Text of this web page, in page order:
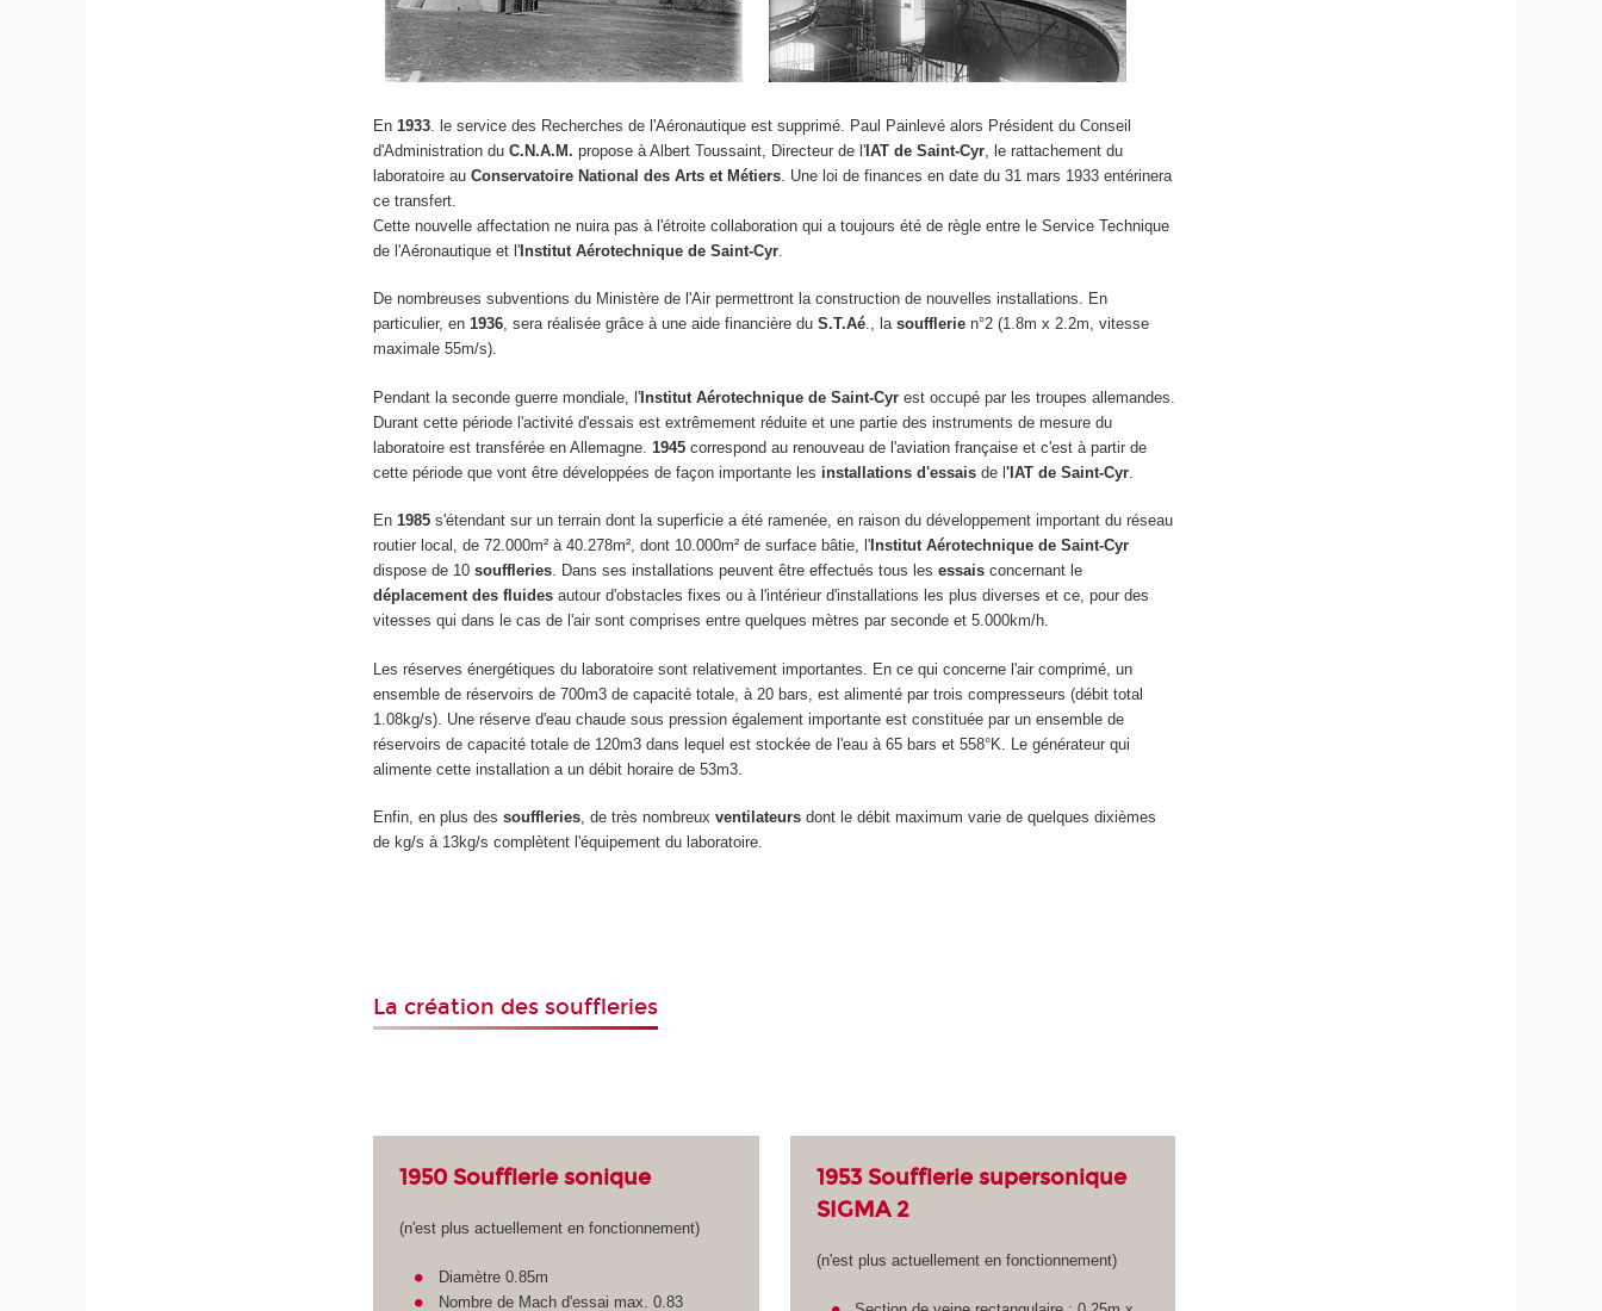
En 1933 . le service des Recherches de l'Aéronautique est supprimé. Paul Painlevé alors Président du Conseil
d'Administration duC.N.A.M.propose à Albert Toussaint, Directeur de l'IAT de Saint-Cyr , le rattachement du
laboratoire auConservatoire National des Arts et Métiers . Une loi de finances en date du 31 mars 1933 entérinera
ce transfert.
Cette nouvelle affectation ne nuira pas à l'étroite collaboration qui a toujours été de règle entre le Service Technique
de l'Aéronautique et l'Institut Aérotechnique de Saint-Cyr
De nombreuses subventions du Ministère de l'Air permettront la construction de nouvelles installations. En
particulier, en1936, sera réalisée grâce à une aide financière duS.T.Aé., lasoufflerie n°2 (1.8m x 2.2m, vitesse
maximale 55m/s).
Pendant la seconde guerre mondiale, l'Institut Aérotechnique de Saint-Cyr est occupé par les troupes allemandes.
Durant cette période l'activité d'essais est extrêmement réduite et une partie des instruments de mesure du
laboratoire est transférée en Allemagne. 1945 correspond au renouveau de l'aviation française et c'est à partir de
cette période que vont être développées de façon importante les installations d'essais de l'IAT de Saint-Cyr
En1985s'étendant sur un terrain dont la superficie a été ramenée, en raison du développement important du réseau
routier local, de 72.000m² à 40.278m², dont 10.000m² de surface bâtie, l' Institut Aérotechnique de Saint-Cyr
dispose de 10 souffleries. Dans ses installations peuvent être effectués tous les essais concernant le
déplacement des fluides autour d'obstacles fixes ou à l'intérieur d'installations les plus diverses et ce, pour des
vitesses qui dans le cas de l'air sont comprises entre quelques mètres par seconde et 5.000km/h.
Les réserves énergétiques du laboratoire sont relativement importantes. En ce qui concerne l'air comprimé, un
ensemble de réservoirs de 700m3 de capacité totale, à 20 bars, est alimenté par trois compresseurs (débit total
1.08kg/s). Une réserve d'eau chaude sous pression également importante est constituée par un ensemble de
réservoirs de capacité totale de 120m3 dans lequel est stockée de l'eau à 65 bars et 558°K. Le générateur qui
alimente cette installation a un débit horaire de 53m3.
Enfin, en plus des souffleries, de très nombreuxventilateurs dont le débit maximum varie de quelques dixièmes
de kg/s à 13kg/s complètent l'équipement du laboratoire.
La création des souffleries
1950 Soufflerie sonique
(n'est plus actuellement en fonctionnement)
Diamètre 0.85m
Nombre de Mach d'essai max. 0.83
1953 Soufflerie supersonique
SIGMA 2
(n'est plus actuellement en fonctionnement)